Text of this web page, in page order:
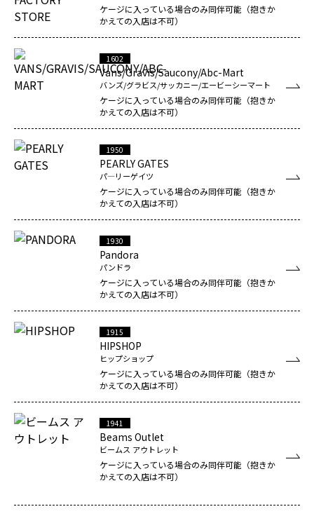
ケージに入っている場合のみ同伴可能（抱きか
かえての入店は不可）
1602
Vans/Gravis/Saucony/Abc-Mart
バンズ/グラビス/サッカニー/エービーシーマート
ケージに入っている場合のみ同伴可能（抱きか
かえての入店は不可）
1950
PEARLY GATES
パ―リーゲイツ
ケージに入っている場合のみ同伴可能（抱きか
かえての入店は不可）
1930
Pandora
パンドラ
ケージに入っている場合のみ同伴可能（抱きか
かえての入店は不可）
1915
HIPSHOP
ヒップショップ
ケージに入っている場合のみ同伴可能（抱きか
かえての入店は不可）
1941
Beams Outlet
ビームス アウトレット
ケージに入っている場合のみ同伴可能（抱きか
かえての入店は不可）